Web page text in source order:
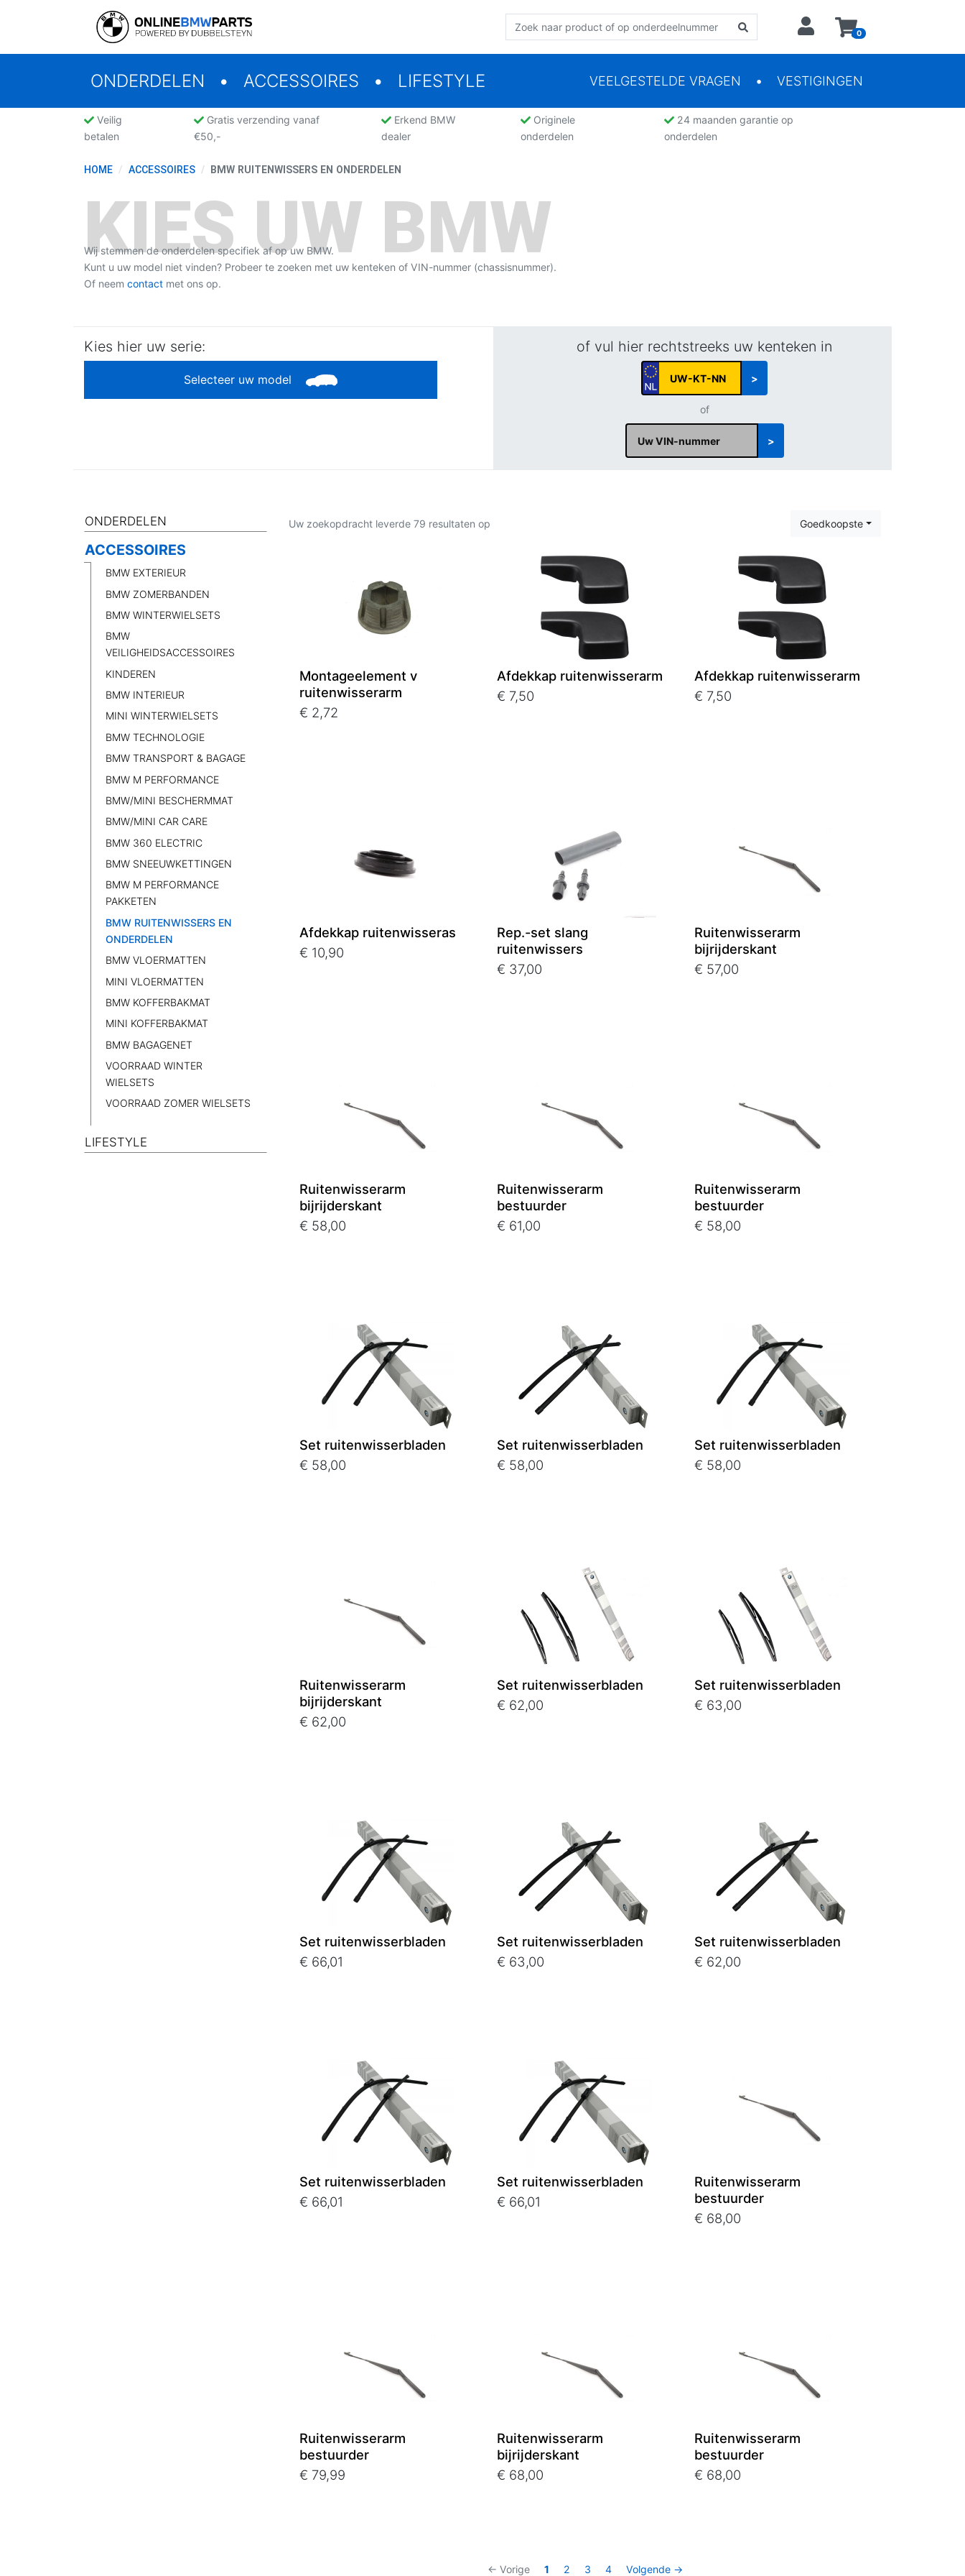
0
ONDERDELEN ACCESSOIRES LIFESTYLE VEELGESTELDE VRAGEN VESTIGINGEN
Veilig
betalen
Gratis verzending vanaf
€50,-
Erkend BMW
dealer
Originele
onderdelen
24 maanden garantie op
onderdelen
HOME ACCESSOIRES BMW RUITENWISSERS EN ONDERDELEN
KIES UW BMW
Wij stemmen de onderdelen specifiek af op uw BMW.
Kunt u uw model niet vinden? Probeer te zoeken met uw kenteken of VIN-nummer (chassisnummer).
Of neem contact met ons op.
Kies hier uw serie:
Selecteer uw model
of vul hier rechtstreeks uw kenteken in
>
of
>
ONDERDELEN
ACCESSOIRES
BMW EXTERIEUR
BMW ZOMERBANDEN
BMW WINTERWIELSETS
BMW
VEILIGHEIDSACCESSOIRES
KINDEREN
BMW INTERIEUR
MINI WINTERWIELSETS
BMW TECHNOLOGIE
BMW TRANSPORT & BAGAGE
BMW M PERFORMANCE
BMW/MINI BESCHERMMAT
BMW/MINI CAR CARE
BMW 360 ELECTRIC
BMW SNEEUWKETTINGEN
BMW M PERFORMANCE
PAKKETEN
BMW RUITENWISSERS EN
ONDERDELEN
BMW VLOERMATTEN
MINI VLOERMATTEN
BMW KOFFERBAKMAT
MINI KOFFERBAKMAT
BMW BAGAGENET
VOORRAAD WINTER
WIELSETS
VOORRAAD ZOMER WIELSETS
LIFESTYLE
Uw zoekopdracht leverde 79 resultaten op Goedkoopste
Montageelement v
ruitenwisserarm
€ 2,72
Afdekkap ruitenwisserarm
€ 7,50
Afdekkap ruitenwisserarm
€ 7,50
Afdekkap ruitenwisseras
€ 10,90
Rep.-set slang
ruitenwissers
€ 37,00
Ruitenwisserarm
bijrijderskant
€ 57,00
Ruitenwisserarm
bijrijderskant
€ 58,00
Ruitenwisserarm
bestuurder
€ 61,00
Ruitenwisserarm
bestuurder
€ 58,00
Set ruitenwisserbladen
€ 58,00
Set ruitenwisserbladen
€ 58,00
Set ruitenwisserbladen
€ 58,00
Ruitenwisserarm
bijrijderskant
€ 62,00
Set ruitenwisserbladen
€ 62,00
Set ruitenwisserbladen
€ 63,00
Set ruitenwisserbladen
€ 66,01
Set ruitenwisserbladen
€ 63,00
Set ruitenwisserbladen
€ 62,00
Set ruitenwisserbladen
€ 66,01
Set ruitenwisserbladen
€ 66,01
Ruitenwisserarm
bestuurder
€ 68,00
Ruitenwisserarm
bestuurder
€ 79,99
Ruitenwisserarm
bijrijderskant
€ 68,00
Ruitenwisserarm
bestuurder
€ 68,00
← Vorige 1 2 3 4 Volgende →